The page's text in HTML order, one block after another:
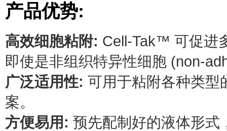
产品优势:
高效细胞粘附: Cell-Tak™ 可促进
即使是非组织特异性细胞 (non-
广泛适用性: 可用于粘附各种类型
案。
方便易用: 预先配制好的液体形式